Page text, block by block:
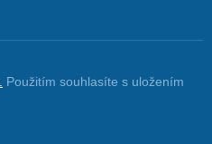
Použitím souhlasíte s uložením